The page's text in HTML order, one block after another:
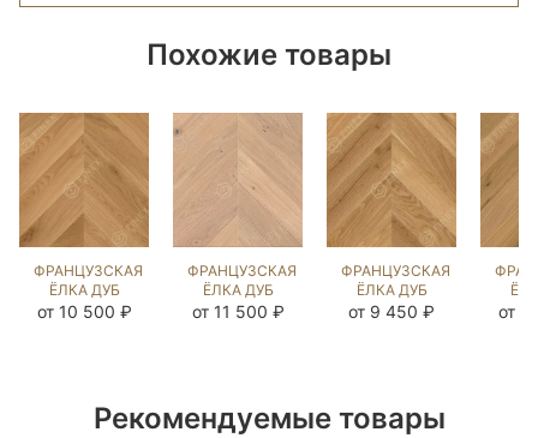
Похожие товары
ФРАНЦУЗСКАЯ
ЁЛКА ДУБ
НАТУРАЛЬНЫЙ
от 10 500 ₽
ФРАНЦУЗСКАЯ
ЁЛКА ДУБ
КАРЛАЙЛ
от 11 500 ₽
ФРАНЦУЗСКАЯ
ЁЛКА ДУБ
НАТУРАЛЬНЫЙ
от 9 450 ₽ от
Рекомендуемые товары